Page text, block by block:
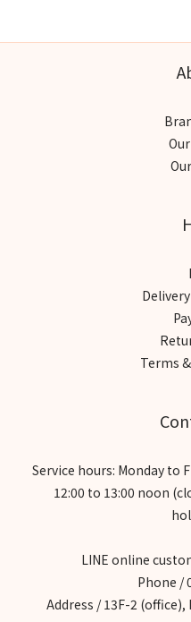
Terms
Service hours: Monday to
12:00 to 13:00 noon
LINE online
Phone /
Address / 13F-2